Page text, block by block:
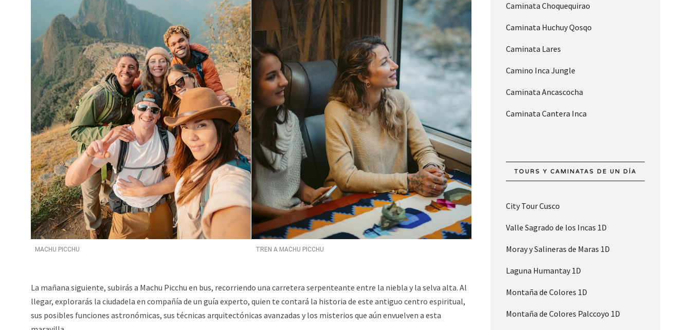
MACHU PICCHU TREN A MACHU PICCHU
La mañana siguiente, subirás a Machu Picchu en bus, recorriendo una carretera serpenteante entre la niebla y la selva alta. Al
llegar, explorarás la ciudadela en compañía de un guía experto, quien te contará la historia de este antiguo centro espiritual,
sus posibles funciones astronómicas, sus técnicas arquitectónicas avanzadas y los misterios que aún envuelven a esta
Caminata Choquequirao
Caminata Huchuy Qosqo
Caminata Lares
Camino Inca Jungle
Caminata Ancascocha
Caminata Cantera Inca
TOURS Y CAMINATAS DE UN DÍA
City Tour Cusco
Valle Sagrado de los Incas 1D
Moray y Salineras de Maras 1D
Laguna Humantay 1D
Montaña de Colores 1D
Montaña de Colores Palccoyo 1D